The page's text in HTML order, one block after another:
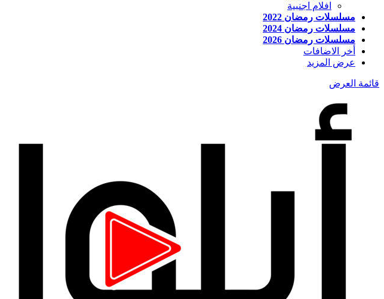
افلام اجنبية
مسلسلات رمضان 2022
مسلسلات رمضان 2024
مسلسلات رمضان 2026
أخر الاضافات
عرض المزيد
قائمة العرض